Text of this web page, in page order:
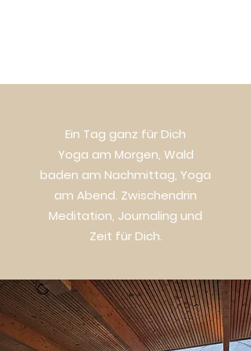
Ein Tag ganz für Dich
Yoga am Morgen, Wald
baden am Nachmittag, Yoga
am Abend. Zwischendrin
Meditation, Journaling und
Zeit für Dich.